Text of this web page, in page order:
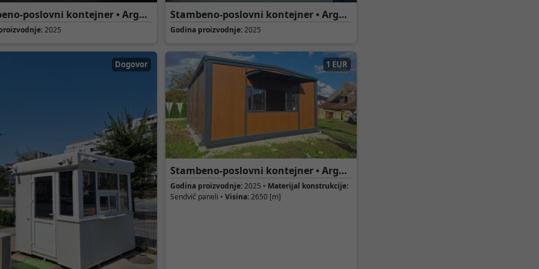
poslovni kontejner • Argus
• 1-082025
Stambeno-poslovni kontejner • Argus
Inženjering • 1-07
Godina proizvodnje:2025
Dogovor 1 EUR
Stambeno-poslovni kontejner • Argus
Inženjering • 10
Godina proizvodnje:2025 • Materijal konstrukcije:
Sendvič paneli • Visina:2650 [m]